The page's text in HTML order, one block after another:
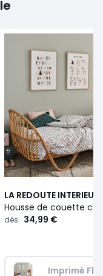
LA REDOUTE
Housse de couette
dès 34,99 €
Imprimé